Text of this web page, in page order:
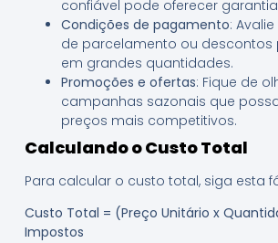
confiável pode oferecer
Condições de pagamento:
de parcelamento ou
em grandes quantidades.
Promoções e ofertas: Fique de
campanhas sazonais que
preços mais competitivos.
Calculando o Custo Total
Para calcular o custo total, siga esta
Custo Total = (Preço Unitário x
Impostos